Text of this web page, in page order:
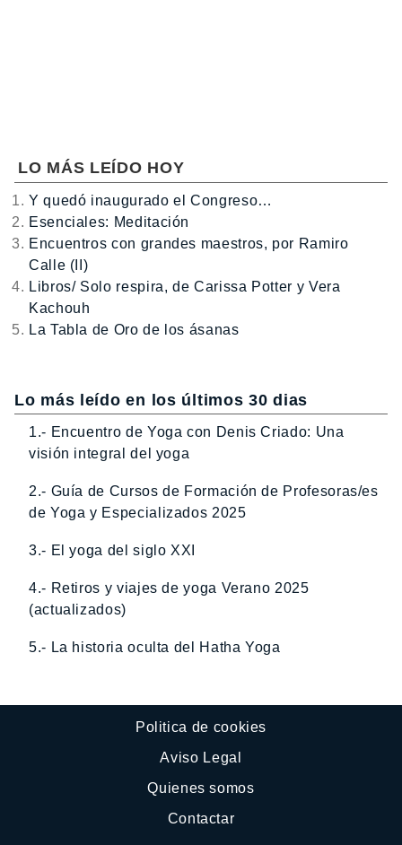
LO MÁS LEÍDO HOY
Y quedó inaugurado el Congreso…
Esenciales: Meditación
Encuentros con grandes maestros, por Ramiro
Calle (II)
Libros/ Solo respira, de Carissa Potter y Vera
Kachouh
La Tabla de Oro de los ásanas
Lo más leído en los últimos 30 dias
1.- Encuentro de Yoga con Denis Criado: Una
visión integral del yoga
2.- Guía de Cursos de Formación de Profesoras/es
de Yoga y Especializados 2025
3.- El yoga del siglo XXI
4.- Retiros y viajes de yoga Verano 2025
(actualizados)
5.- La historia oculta del Hatha Yoga
Politica de cookies
Aviso Legal
Quienes somos
Contactar